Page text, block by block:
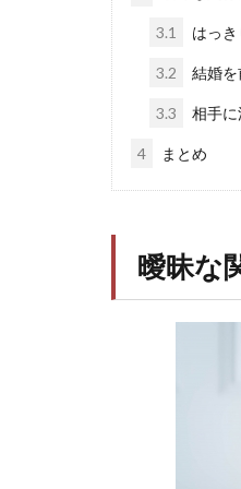
3.1 はっ
3.2 結婚
3.3 相手
4 まとめ
曖昧な